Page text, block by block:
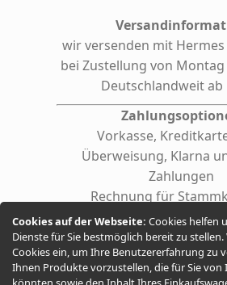
Cookies auf der Webseite:Cookies helfen
Dienste für Sie bestmöglich bereit zu stellen.
Cookies ein, um Ihre Benutzererfahrung zu
Ihnen Produkte vorzustellen, die für Sie von
wir versenden mit Hermes
bei Zustellung von Montag
Deutschlandweit ab
Vorkasse,
Überweisung, Klarna
Zahlungen
Rechnung für
(auf Anfrage auch für
behördliche